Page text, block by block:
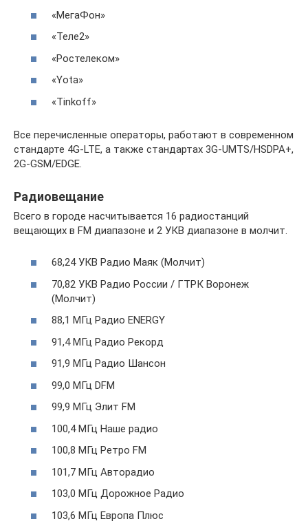
«МегаФон»
«Теле2»
«Ростелеком»
«Yota»
«Tinkoff»
Все перечисленные операторы, работают в современном
стандарте 4G-LTE, а также стандартах 3G-UMTS/HSDPA+,
2G-GSM/EDGE.
Радиовещание
Всего в городе насчитывается 16 радиостанций
вещающих в FM диапазоне и 2 УКВ диапазоне в молчит.
68,24 УКВ Радио Маяк (Молчит)
70,82 УКВ Радио России / ГТРК Воронеж
(Молчит)
88,1 МГц Радио ENERGY
91,4 МГц Радио Рекорд
91,9 МГц Радио Шансон
99,0 МГц DFM
99,9 МГц Элит FM
100,4 МГц Наше радио
100,8 МГц Ретро FM
101,7 МГц Авторадио
103,0 МГц Дорожное Радио
103,6 МГц Европа Плюс